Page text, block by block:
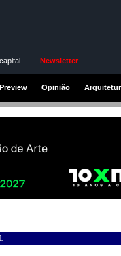
Newsletter
Preview Opinião